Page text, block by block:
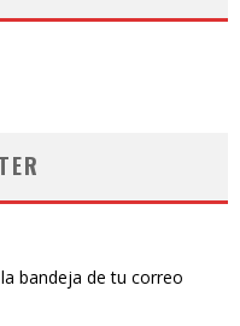
bandeja de tu correo